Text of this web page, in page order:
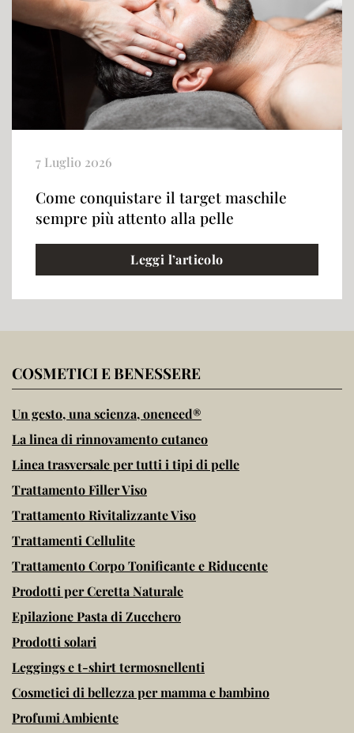
7 Luglio 2026
Come conquistare il target maschile
sempre più attento alla pelle
Leggi l’articolo
COSMETICI E BENESSERE
Un gesto, una scienza, oneneed®
La linea di rinnovamento cutaneo
Linea trasversale per tutti i tipi di pelle
Trattamento Filler Viso
Trattamento Rivitalizzante Viso
Trattamenti Cellulite
Trattamento Corpo Tonificante e Riducente
Prodotti per Ceretta Naturale
Epilazione Pasta di Zucchero
Prodotti solari
Leggings e t-shirt termosnellenti
Cosmetici di bellezza per mamma e bambino
Profumi Ambiente